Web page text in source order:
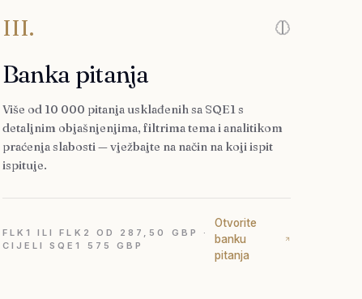
III.
Banka pitanja
Više od 10 000 pitanja usklađenih sa SQE1 s
detaljnim objašnjenjima, filtrima tema i analitikom
praćenja slabosti — vježbajte na način na koji ispit
ispituje.
FLK1 ILI FLK2 OD 287,50 GBP ·
CIJELI SQE1 575 GBP
Otvorite
banku
pitanja